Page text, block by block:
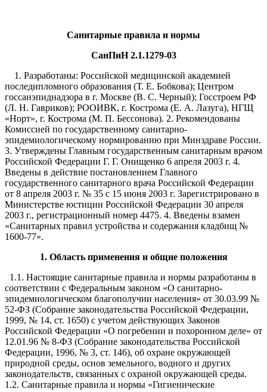
Санитарные правила и нормы
СанПиН 2.1.1279-03
1. Разработаны: Российской медицинской академией
последипломного образования (Т. Е. Бобкова); Центром
госсанэпиднадзора в г. Москве (В. С. Черный); Госстроем РФ
(Л. Н. Гавриков); РООИВК, г. Кострома (Е. А. Лазуга), НГЩ
«Норт», г. Кострома (М. П. Бессонова). 2. Рекомендованы
Комиссией по государственному санитарно-
эпидемиологическому нормированию при Минздраве России.
3. Утверждены Главным государственным санитарным врачом
Российской Федерации Г. Г. Онищенко 6 апреля 2003 г. 4.
Введены в действие постановлением Главного
государственного санитарного врача Российской Федерации
от 8 апреля 2003 г. № 35 с 15 июня 2003 г. Зарегистрировано в
Министерстве юстиции Российской Федерации 30 апреля
2003 г., регистрационный номер 4475. 4. Введены взамен
«Санитарных правил устройства и содержания кладбищ №
1600-77».
1. Область применения и общие положения
1.1. Настоящие санитарные правила и нормы разработаны в
соответствии с Федеральным законом «О санитарно-
эпидемиологическом благополучии населения» от 30.03.99 №
52-ФЗ (Собрание законодательства Российской Федерации,
1999, № 14, ст. 1650) с учетом действующих Законов
Российской Федерации «О погребении и похоронном деле» от
12.01.96 № 8-ФЗ (Собрание законодательства Российской
Федерации, 1996, № 3, ст. 146), об охране окружающей
природной среды, основ земельного, водного и других
законодательств, связанных с охраной окружающей среды.
1.2. Санитарные правила и нормы «Гигиенические